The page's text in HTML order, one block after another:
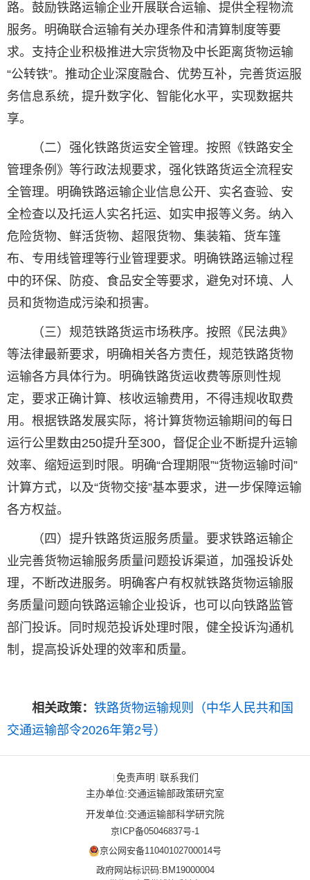
路。鼓励铁路运输企业开展联合运输、提供全程物流
服务。明确联合运输有关办理条件和清算制度等要
求。支持企业积极推进大宗货物及中长距离货物运输
“公转铁”。推动企业深度融合、优势互补，完善货运服
务信息系统，提升数字化、智能化水平，实现数据共
享。
（二）强化铁路货运安全管理。按照《铁路安全
管理条例》等行政法规要求，强化铁路货运全流程安
全管理。明确铁路运输企业信息公开、实名查验、安
全检查以及托运人实名托运、如实申报等义务。纳入
危险货物、鲜活货物、超限货物、集装箱、货车篷
布、专用线管理等行业管理要求。明确铁路运输过程
中的环保、防疫、食品安全等要求，避免对环境、人
员和货物造成污染和损害。
（三）规范铁路货运市场秩序。按照《民法典》
等法律最新要求，明确相关各方责任，规范铁路货物
运输各方具体行为。明确铁路货运收费等原则性规
定，要求正确计算、核收运输费用，不得违规收取费
用。根据铁路发展实际，将计算货物运输期间的每日
运行公里数由250提升至300，督促企业不断提升运输
效率、缩短运到时限。明确“合理期限”“货物运输时间”
计算方式，以及“货物交接”基本要求，进一步保障运输
各方权益。
（四）提升铁路货运服务质量。要求铁路运输企
业完善货物运输服务质量问题投诉渠道，加强投诉处
理，不断改进服务。明确客户有权就铁路货物运输服
务质量问题向铁路运输企业投诉，也可以向铁路监管
部门投诉。同时规范投诉处理时限，健全投诉沟通机
制，提高投诉处理的效率和质量。
相关政策： 铁路货物运输规则（中华人民共和国
交通运输部令2026年第2号）
| 免责声明 | 联系我们
主办单位:交通运输部政策研究室
开发单位:交通运输部科学研究院
京ICP备05046837号-1
京公网安备11040102700014号
政府网站标识码:BM19000004